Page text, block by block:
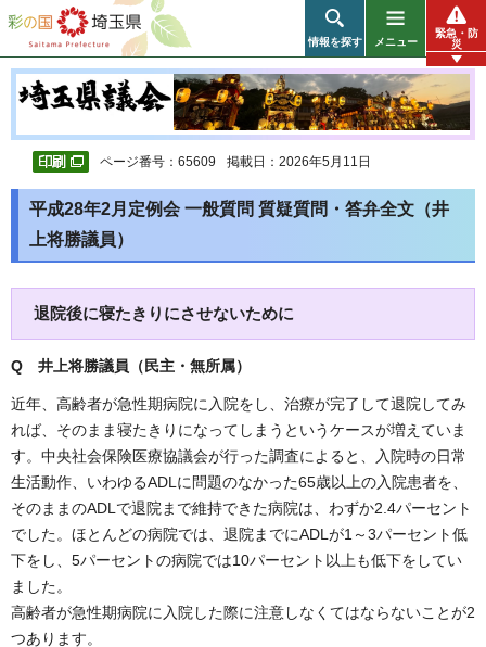
彩の国 埼玉県
情報を探す メニュー
緊急・防
災
ページ番号：65609 掲載日：2026年5月11日
平成28年2月定例会 一般質問 質疑質問・答弁全文（井
上将勝議員）
退院後に寝たきりにさせないために
Q 井上将勝議員（民主・無所属）
近年、高齢者が急性期病院に入院をし、治療が完了して退院してみ
れば、そのまま寝たきりになってしまうというケースが増えていま
す。中央社会保険医療協議会が行った調査によると、入院時の日常
生活動作、いわゆるADLに問題のなかった65歳以上の入院患者を、
そのままのADLで退院まで維持できた病院は、わずか2.4パーセント
でした。ほとんどの病院では、退院までにADLが1～3パーセント低
下をし、5パーセントの病院では10パーセント以上も低下をしてい
ました。
高齢者が急性期病院に入院した際に注意しなくてはならないことが2
つあります。